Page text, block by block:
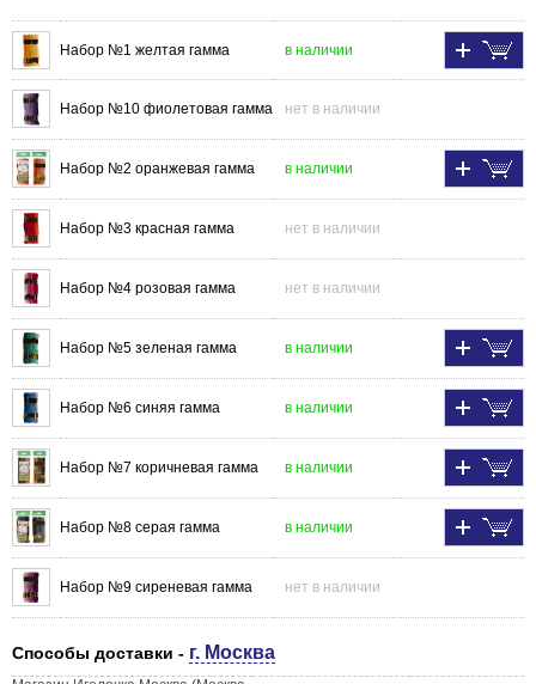
Набор №1 желтая гамма в наличии
Набор №10 фиолетовая гамма нет в наличии
Набор №2 оранжевая гамма в наличии
Набор №3 красная гамма нет в наличии
Набор №4 розовая гамма нет в наличии
Набор №5 зеленая гамма в наличии
Набор №6 синяя гамма в наличии
Набор №7 коричневая гамма в наличии
Набор №8 серая гамма в наличии
Набор №9 сиреневая гамма нет в наличии
Способы доставки - г. Москва